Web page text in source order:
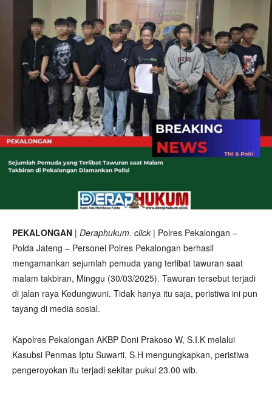
PEKALONGAN | Deraphukum. click | Polres Pekalongan –
Polda Jateng – Personel Polres Pekalongan berhasil
mengamankan sejumlah pemuda yang terlibat tawuran saat
malam takbiran, Minggu (30/03/2025). Tawuran tersebut terjadi
di jalan raya Kedungwuni. Tidak hanya itu saja, peristiwa ini pun
tayang di media sosial.
Kapolres Pekalongan AKBP Doni Prakoso W, S.I.K melalui
Kasubsi Penmas Iptu Suwarti, S.H mengungkapkan, peristiwa
pengeroyokan itu terjadi sekitar pukul 23.00 wib.